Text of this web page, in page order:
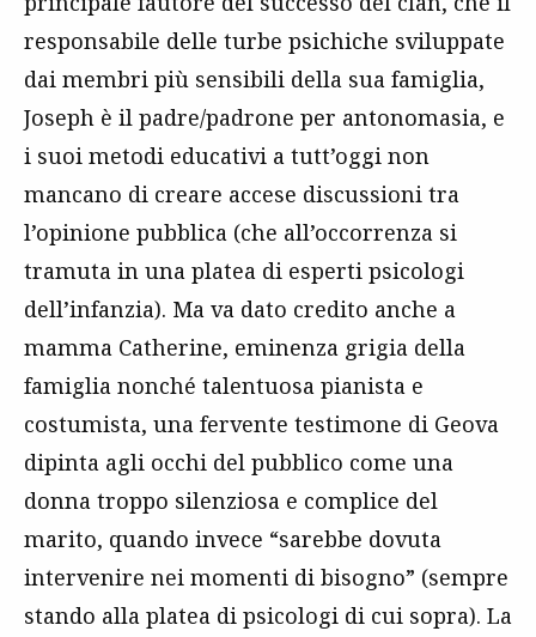
responsabile delle turbe psichiche sviluppate
dai membri più sensibili della sua famiglia,
Joseph è il padre/padrone per antonomasia, e
i suoi metodi educativi a tutt’oggi non
mancano di creare accese discussioni tra
l’opinione pubblica (che all’occorrenza si
tramuta in una platea di esperti psicologi
dell’infanzia). Ma va dato credito anche a
mamma Catherine, eminenza grigia della
famiglia nonché talentuosa pianista e
costumista, una fervente testimone di Geova
dipinta agli occhi del pubblico come una
donna troppo silenziosa e complice del
marito, quando invece “sarebbe dovuta
intervenire nei momenti di bisogno” (sempre
stando alla platea di psicologi di cui sopra). La